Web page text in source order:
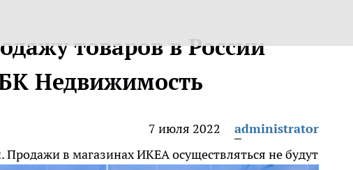
товаров в России
Недвижимость
7 июля 2022
administrator
в магазинах ИКЕА осуществляться не будут